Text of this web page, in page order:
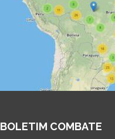
BOLETIM COMBATE